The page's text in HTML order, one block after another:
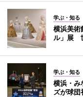
学ぶ・知る
横浜美術
ル」展
学ぶ・知る
横浜・
ズが球団